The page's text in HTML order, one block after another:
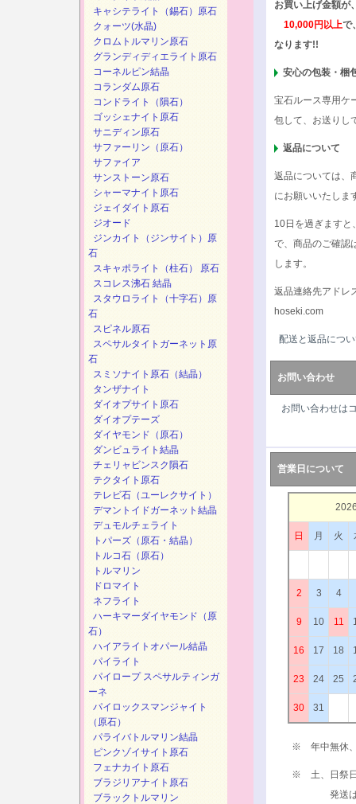
お買い上げ金額が
10,000円以上で
なります!!
安心の包装・梱
宝石ルース専用ケ
包して、お送りし
返品について
返品については、
にお願いいたしま
10日を過ぎますと
で、商品のご確認
します。
返品連絡先アドレ
hoseki.com
配送と返品につ
お問い合わせ
お問い合わせは
営業日について
日 月 火
2 3 4
9 10 11
16 17 18
23 24 25
30 31
※ 年中無休、
※ 土、日祭日
発送は、
キャシテライト（錫石）原石
クォーツ(水晶)
クロムトルマリン原石
グランディディエライト原石
コーネルピン結晶
コランダム原石
コンドライト（隕石）
ゴッシェナイト原石
サニディン原石
サファーリン（原石）
サファイア
サンストーン原石
シャーマナイト原石
ジェイダイト原石
ジオード
ジンカイト（ジンサイト）原
石
スキャポライト（柱石） 原石
スコレス沸石 結晶
スタウロライト（十字石）原
石
スピネル原石
スペサルタイトガーネット原
石
スミソナイト原石（結晶）
タンザナイト
ダイオプサイト原石
ダイオプテーズ
ダイヤモンド（原石）
ダンビュライト結晶
チェリャビンスク隕石
テクタイト原石
テレビ石（ユーレクサイト）
デマントイドガーネット結晶
デュモルチェライト
トパーズ（原石・結晶）
トルコ石（原石）
トルマリン
ドロマイト
ネフライト
ハーキマーダイヤモンド（原
石）
ハイアライトオパール結晶
パイライト
パイロープ スペサルティンガ
ーネ
パイロックスマンジャイト
（原石）
パライバトルマリン結晶
ピンクゾイサイト原石
フェナカイト原石
ブラジリアナイト原石
ブラックトルマリン